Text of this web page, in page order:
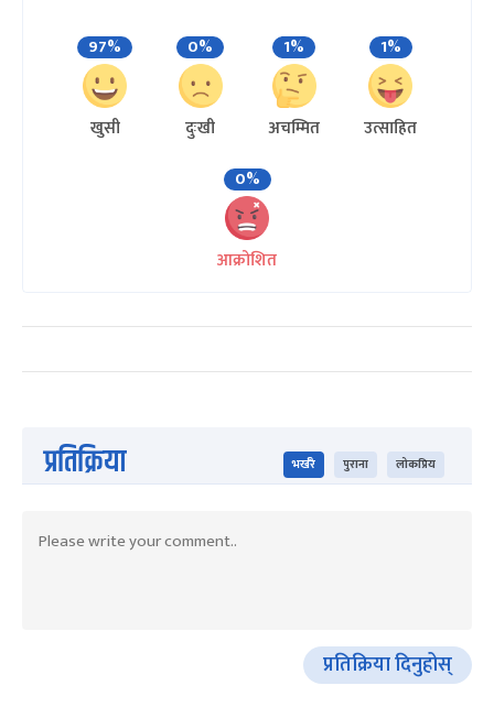
97%
खुसी
0%
दुःखी
1%
अचम्मित
1%
उत्साहित
0%
आक्रोशित
प्रतिक्रिया भर्खरै पुराना लोकप्रिय
प्रतिक्रिया दिनुहोस्